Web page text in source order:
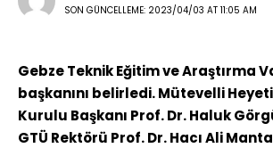
SON GÜNCELLEME: 2023/04/03 AT 11:05 AM
Gebze Teknik Eğitim ve Araştırma
başkanını belirledi. Mütevelli
Kurulu Başkanı Prof. Dr. Haluk
GTÜ Rektörü Prof. Dr. Hacı Ali